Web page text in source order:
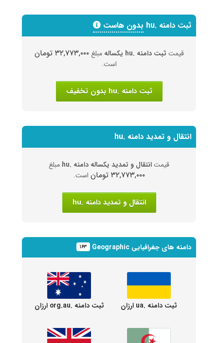
ثبت دامنه .hu بدون هاست
قیمت ثبت دامنه .hu یکساله مبلغ۳۲,۷۷۳,۰۰۰ تومان
است.
ثبت دامنه .hu بدون تخفیف
انتقال و تمدید دامنه .hu
قیمتانتقال و تمدید یکساله دامنه .hu مبلغ
۳۲,۷۷۳,۰۰۰ تومان است.
انتقال و تمدید دامنه .hu
دامنه های جغرافیایی Geographic ۱۶۳
ثبت دامنه .ua ارزان ثبت دامنه .org.au ارزان